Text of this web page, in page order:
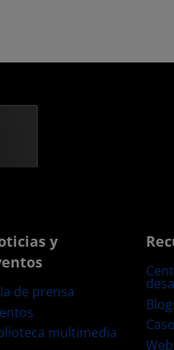
y
de prensa
multimedia